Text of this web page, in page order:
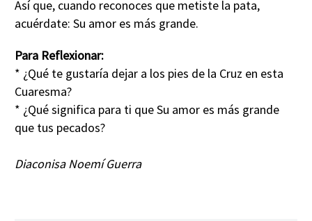
Así que, cuando reconoces que metiste la pata,
acuérdate: Su amor es más grande.
Para Reflexionar:
* ¿Qué te gustaría dejar a los pies de la Cruz en esta
Cuaresma?
* ¿Qué significa para ti que Su amor es más grande
que tus pecados?
Diaconisa Noemí Guerra